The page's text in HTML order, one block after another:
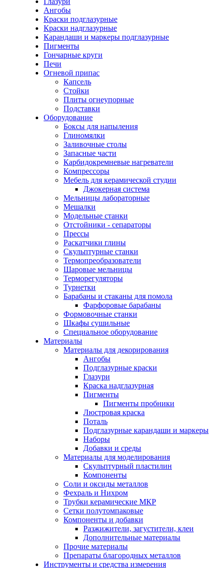
Ангобы
Краски подглазурные
Краски надглазурные
Карандаши и маркеры подглазурные
Пигменты
Гончарные круги
Печи
Огневой припас
Капсель
Стойки
Плиты огнеупорные
Подставки
Оборудование
Боксы для напыления
Глиномялки
Заливочные столы
Запасные части
Карбидокремневые нагреватели
Компрессоры
Мебель для керамической студии
Джокерная система
Мельницы лабораторные
Мешалки
Модельные станки
Отстойники - сепараторы
Прессы
Раскатчики глины
Скульптурные станки
Термопреобразователи
Шаровые мельницы
Терморегуляторы
Турнетки
Барабаны и стаканы для помола
Фарфоровые барабаны
Формовочные станки
Шкафы сушильные
Специальное оборудование
Материалы
Материалы для декорирования
Ангобы
Подглазурные краски
Глазури
Краска надглазурная
Пигменты
Пигменты пробники
Люстровая краска
Поталь
Подглазурные карандаши и маркеры
Наборы
Добавки и среды
Материалы для моделирования
Скульптурный пластилин
Компоненты
Соли и оксиды металлов
Фехраль и Нихром
Трубки керамические МКР
Сетки полутомпаковые
Компоненты и добавки
Разжижители, загустители, клеи
Дополнительные материалы
Прочие материалы
Препараты благородных металлов
Инструменты и средства измерения